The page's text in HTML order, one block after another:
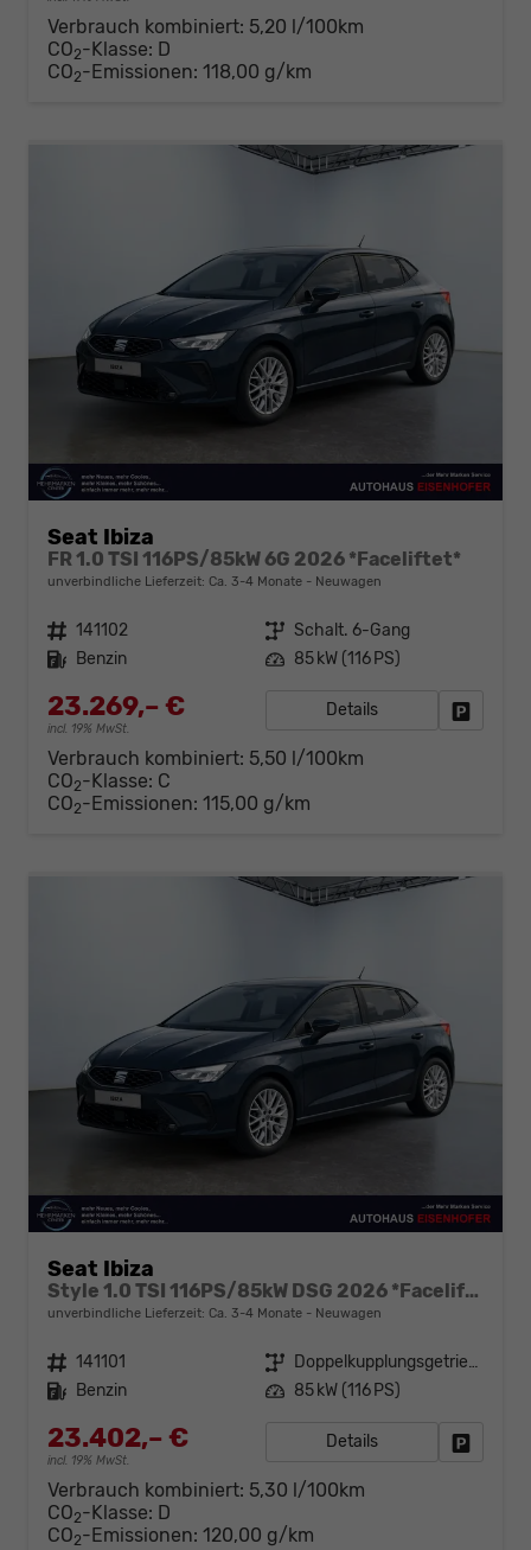
Verbrauch kombiniert: 5,20 l/100km
CO2-Klasse: D
CO2-Emissionen: 118,00 g/km
Seat Ibiza
FR 1.0 TSI 116PS/85kW 6G 2026 *Faceliftet*
unverbindliche Lieferzeit: Ca. 3-4 Monate Neuwagen
Fahrzeugnr. 141102 Getriebe Schalt. 6-Gang
Kraftstoff Benzin Leistung 85 kW (116 PS)
23.269,– €
incl. 19% MwSt.
Details
Verbrauch kombiniert: 5,50 l/100km
CO2-Klasse: C
CO2-Emissionen: 115,00 g/km
Seat Ibiza
Style 1.0 TSI 116PS/85kW DSG 2026 *Faceliftet*
unverbindliche Lieferzeit: Ca. 3-4 Monate Neuwagen
Fahrzeugnr. 141101 Getriebe
Doppelkupplungsgetriebe (DSG)
Kraftstoff Benzin Leistung 85 kW (116 PS)
23.402,– €
incl. 19% MwSt.
Details
Verbrauch kombiniert: 5,30 l/100km
CO2-Klasse: D
CO2-Emissionen: 120,00 g/km